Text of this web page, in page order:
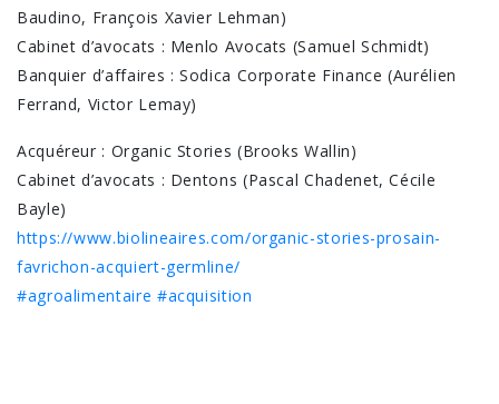
Baudino, François Xavier Lehman)
Cabinet d’avocats : Menlo Avocats (Samuel Schmidt)
Banquier d’affaires : Sodica Corporate Finance (Aurélien
Ferrand, Victor Lemay)
Acquéreur : Organic Stories (Brooks Wallin)
Cabinet d’avocats : Dentons (Pascal Chadenet, Cécile
Bayle)
https://www.biolineaires.com/organic-stories-prosain-
favrichon-acquiert-germline/
#agroalimentaire #acquisition